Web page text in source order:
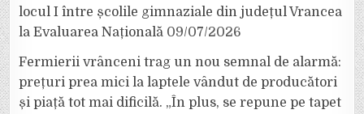
locul I între școlile gimnaziale din județul Vrancea
la Evaluarea Națională 09/07/2026
Fermierii vrânceni trag un nou semnal de alarmă:
prețuri prea mici la laptele vândut de producători
și piață tot mai dificilă. „În plus, se repune pe tapet